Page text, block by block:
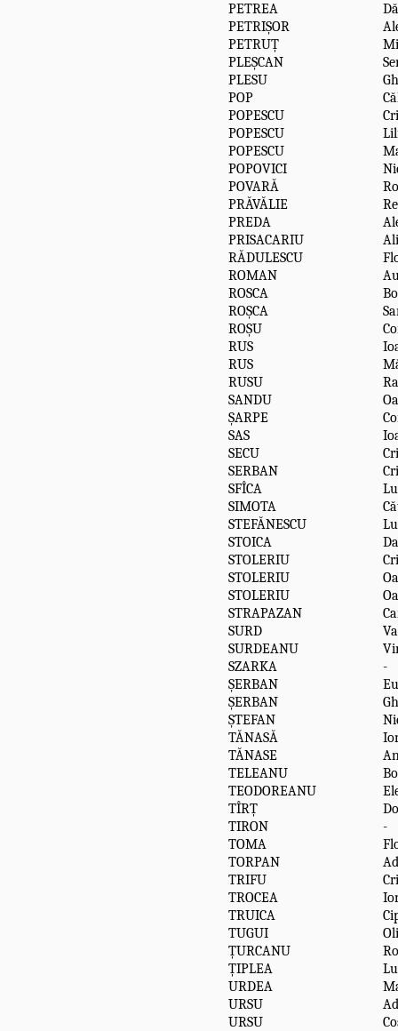
PETREA
PETRIȘOR
PETRUȚ
PLEȘCAN
PLESU
POP
POPESCU
POPESCU
POPESCU
POPOVICI
POVARĂ
PRĂVĂLIE
PREDA
PRISACARIU
RĂDULESCU
ROMAN
ROSCA
ROȘCA
ROȘU
RUS
RUS
RUSU
SANDU
ȘARPE
SAS
SECU
SERBAN
SFÎCA
SIMOTA
STEFĂNESCU
STOICA
STOLERIU
STOLERIU
STOLERIU
STRAPAZAN
SURD
SURDEANU
SZARKA
-
ȘERBAN
ȘERBAN
ȘTEFAN
TĂNASĂ
TĂNASE
TELEANU
TEODOREANU
TÎRȚ
TIRON
-
TOMA
TORPAN
TRIFU
TROCEA
TRUICA
TUGUI
ȚURCANU
ȚIPLEA
URDEA
URSU
URSU